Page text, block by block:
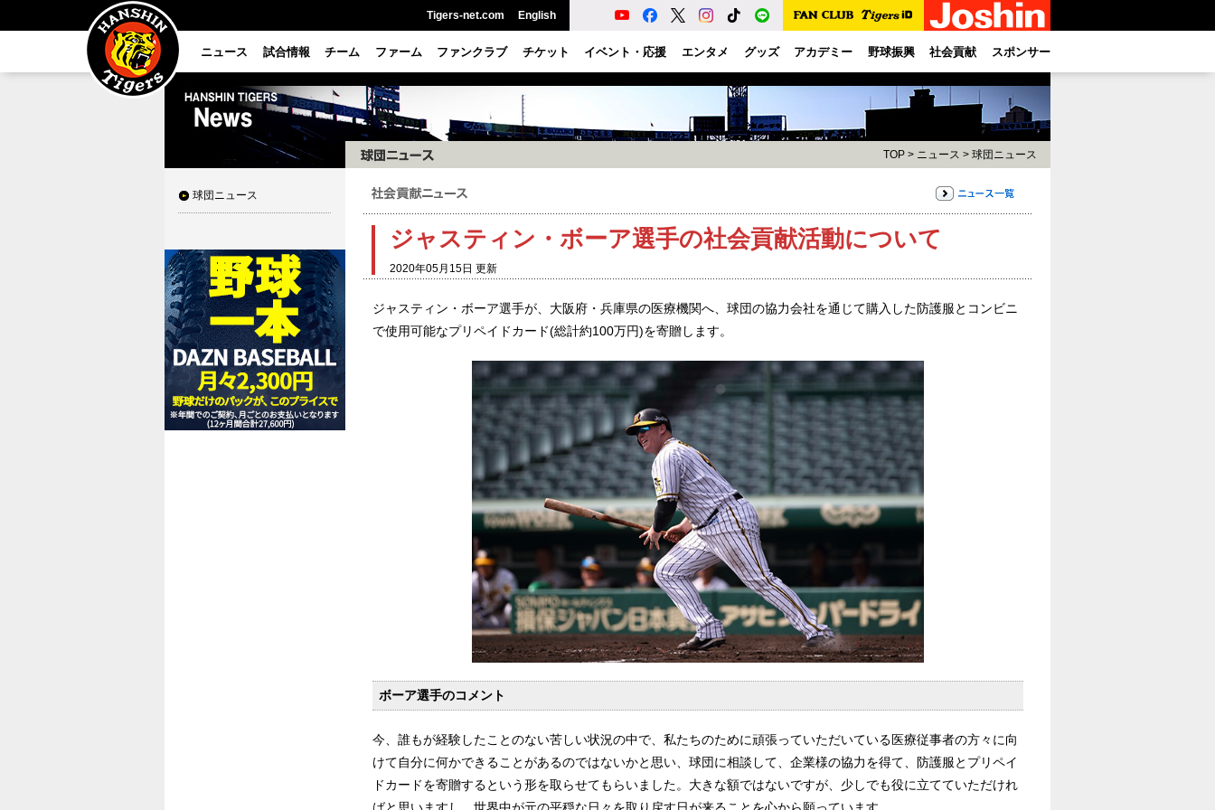
Tigers-net.com English
ニュース 試合情報 チーム ファーム ファンクラブ チケット イベント・応援 エンタメ グッズ アカデミー 野球振興 社会貢献 スポンサー
球団ニュース
TOP > ニュース > 球団ニュース
ジャスティン・ボーア選手の社会貢献活動について
2020年05月15日 更新
ジャスティン・ボーア選手が、大阪府・兵庫県の医療機関へ、球団の協力会社を通じて購入した防護服とコンビニ
で使用可能なプリペイドカード(総計約100万円)を寄贈します。
ボーア選手のコメント
今、誰もが経験したことのない苦しい状況の中で、私たちのために頑張っていただいている医療従事者の方々に向
けて自分に何かできることがあるのではないかと思い、球団に相談して、企業様の協力を得て、防護服とプリペイ
ドカードを寄贈するという形を取らせてもらいました。大きな額ではないですが、少しでも役に立てていただけれ
ばと思いますし、世界中が元の平穏な日々を取り戻す日が来ることを心から願っています。